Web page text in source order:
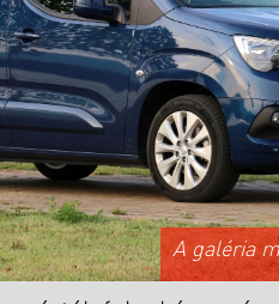
A galéria